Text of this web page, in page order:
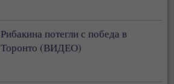
Рибакина потегли с победа в
Торонто (ВИДЕО)